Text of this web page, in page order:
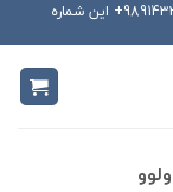
ارتباط سریع با مدیر فروش : مهندس اسماعیلی 989143332530+ این شماره